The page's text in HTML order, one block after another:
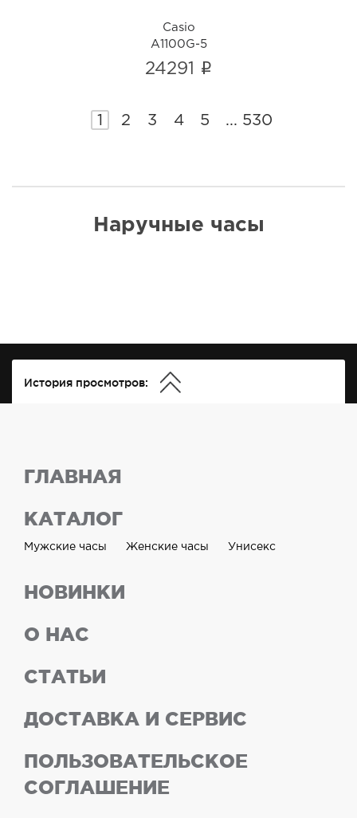
Casio
A1100G-5
24291 i
1 2 3 4 5 530
Наручные часы
История просмотров:
ГЛАВНАЯ
КАТАЛОГ
Мужские часы Женские часы Унисекс
НОВИНКИ
О НАС
СТАТЬИ
ДОСТАВКА И СЕРВИС
ПОЛЬЗОВАТЕЛЬСКОЕ
СОГЛАШЕНИЕ